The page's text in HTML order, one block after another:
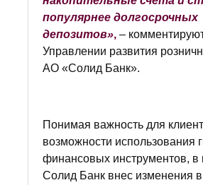
популярнее долгосрочных
депозитов», –
Управлении развития
АО «Солид Банк».
Понимая важность для
возможности использования
финансовых инструментов, в
Солид Банк внес изменения